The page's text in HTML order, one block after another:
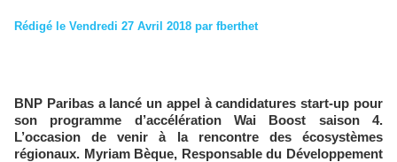
Rédigé le Vendredi 27 Avril 2018 par fberthet
BNP Paribas a lancé un appel à candidatures start-up pour
son programme d’accélération Wai Boost saison 4.
L’occasion de venir à la rencontre des écosystèmes
régionaux. Myriam Bèque, Responsable du Développement